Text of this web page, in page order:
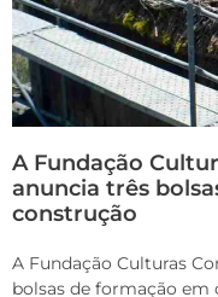
A Fundação
anuncia três
construção
A Fundação Culturas
bolsas de formação